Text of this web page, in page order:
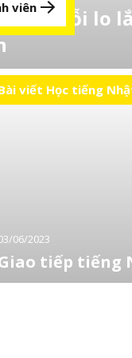
nỗi lo
cung cấp dịch vụ
chuyển việc" với đối
được hỏi về điều họ
viết Học tiếng
06/2023
tiếp tiếng
viên